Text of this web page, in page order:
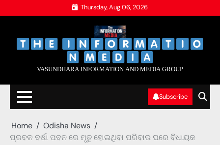
to
Thursday, Aug 06, 2026
V̲A̲S̲U̲N̲D̲H̲A̲R̲A̲ I̲N̲F̲O̲R̲M̲A̲T̲I̲O̲N̲ A̲N̲D̲ M̲E̲D̲I̲A̲ G̲R̲O̲U̲P̲
Subscribe
Home
Odisha News
ପ୍ରବଳ ବର୍ଷା ପବନ ରେ ମୃତୁ ହୋଇଥିବା ପରିବାର ଘରେ ବିଧାୟକ